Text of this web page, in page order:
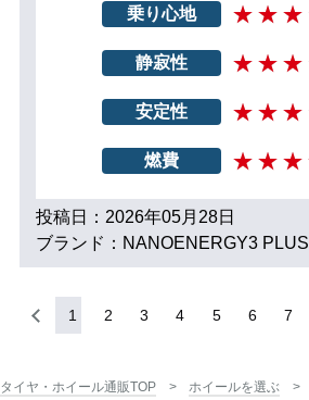
乗り心地
静寂性
安定性
燃費
投稿日：2026年05月28日
ブランド：NANOENERGY3 PLUS
1 2 3 4 5 6 7
タイヤ・ホイール通販TOP ホイールを選ぶ